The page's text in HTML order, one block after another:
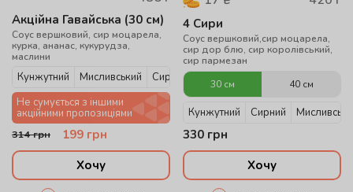
Акційна Гавайська (30 см)
Соус вершковий, сир моцарела,
курка, ананас, кукурудза,
маслини
Кунжутний Мисливський
Сирний
Не сумується з іншими
акційними пропозиціями
314грн 199 грн
Хочу
4 Сири
Соус вершковий,сир моцарела,
сир дор блю, сир королівський,
сир пармезан
30 см
40 см
Кунжутний Сирний
330 грн
Хочу